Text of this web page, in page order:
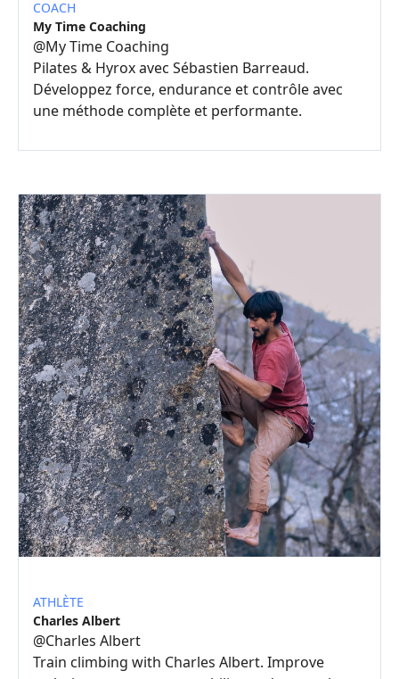
COACH
My Time Coaching
@My Time Coaching
Pilates & Hyrox avec Sébastien Barreaud.
Développez force, endurance et contrôle avec
une méthode complète et performante.
ATHLÈTE
Charles Albert
@Charles Albert
Train climbing with Charles Albert. Improve